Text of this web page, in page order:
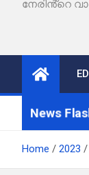
നേരിൻ്റെ
News
Home 2023